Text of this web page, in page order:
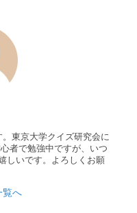
東京大学クイズ研究会に
者で勉強中ですが、いつ
しいです。よろしくお願
覧へ